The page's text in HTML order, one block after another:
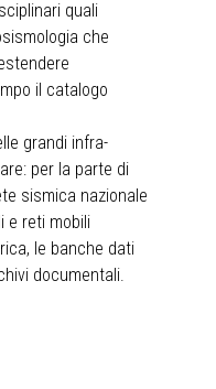
quali
che
il catalogo
grandi infra-
per la parte di
sismica nazionale
e reti mobili
le banche dati
documentali.